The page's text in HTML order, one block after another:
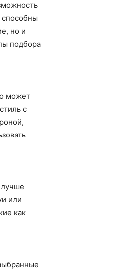
способны
но и
подбора
может
с
лучше
или
как